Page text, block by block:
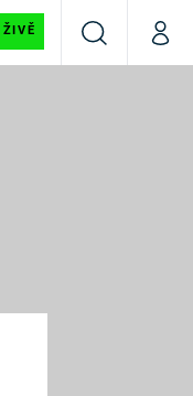
ŽIVĚ
VyhledáváníMůj